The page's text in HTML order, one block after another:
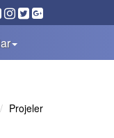
Projeler